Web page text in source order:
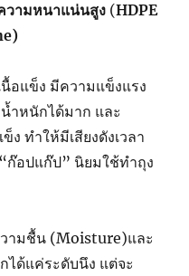
วามหนาแน่นสูง (HDPE
อแข็ง มีความแข็งแรง
ำหนักได้มาก และ
ง ทำให้มีเสียงดังเวลา
ก๊อปแก๊ป” นิยมใช้ทำถุง
ามชื้น (Moisture)และ
ได้แค่ระดับนึง แต่จะ